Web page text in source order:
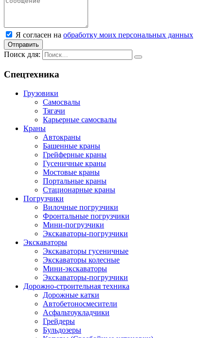
Я согласен на обработку моих персональных данных
Отправить
Поиск для:
Спецтехника
Грузовики
Самосвалы
Тягачи
Карьерные самосвалы
Краны
Автокраны
Башенные краны
Грейферные краны
Гусеничные краны
Мостовые краны
Портальные краны
Стационарные краны
Погрузчики
Вилочные погрузчики
Фронтальные погрузчики
Мини-погрузчики
Экскаваторы-погрузчики
Экскаваторы
Экскаваторы гусеничные
Экскаваторы колесные
Мини-экскаваторы
Экскаваторы-погрузчики
Дорожно-строительная техника
Дорожные катки
Автобетоносмесители
Асфальтоукладчики
Грейдеры
Бульдозеры